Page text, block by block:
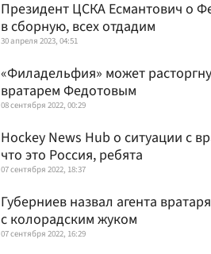
Президент ЦСКА Есмантович о
в сборную, всех отдадим
30 апреля 2023, 04:51
«Филадельфия» может
вратарем Федотовым
08 сентября 2022, 00:29
Hockey News Hub о ситуации с
что это Россия, ребята
07 сентября 2022, 18:37
Губерниев назвал агента
с колорадским жуком
07 сентября 2022, 16:29